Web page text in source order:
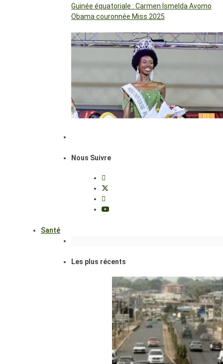
Guinée équatoriale : Carmen Ismelda Avomo
Obama couronnée Miss 2025
Nous Suivre
Santé
Les plus récents